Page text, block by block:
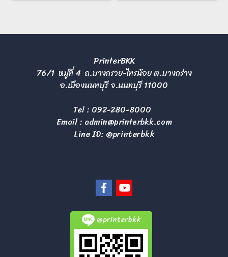
PrinterBKK
76/1 หมู่ที่ 4 ถ.บางกรวย-ไทรน้อย ต.บางกร่าง
อ.เมืองนนทบุรี จ.นนทบุรี 11000
Tel : 092-280-8000
Email : admin@printerbkk.com
Line ID: @printerbkk
@printerbkk